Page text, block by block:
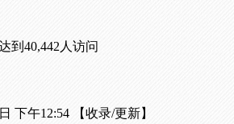
到40,442人访问
下午12:54 【收录/更新】